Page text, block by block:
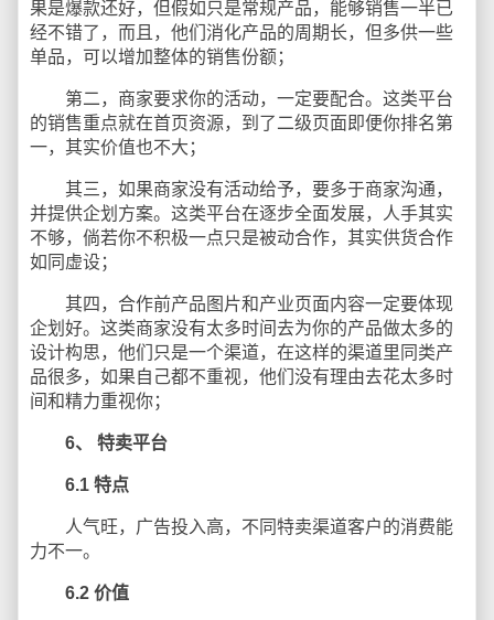
果是爆款还好，但假如只是常规产品，能够销售一半已
经不错了，而且，他们消化产品的周期长，但多供一些
单品，可以增加整体的销售份额；
第二，商家要求你的活动，一定要配合。这类平台
的销售重点就在首页资源，到了二级页面即便你排名第
一，其实价值也不大；
其三，如果商家没有活动给予，要多于商家沟通，
并提供企划方案。这类平台在逐步全面发展，人手其实
不够，倘若你不积极一点只是被动合作，其实供货合作
如同虚设；
其四，合作前产品图片和产业页面内容一定要体现
企划好。这类商家没有太多时间去为你的产品做太多的
设计构思，他们只是一个渠道，在这样的渠道里同类产
品很多，如果自己都不重视，他们没有理由去花太多时
间和精力重视你；
6、 特卖平台
6.1 特点
人气旺，广告投入高，不同特卖渠道客户的消费能
力不一。
6.2 价值